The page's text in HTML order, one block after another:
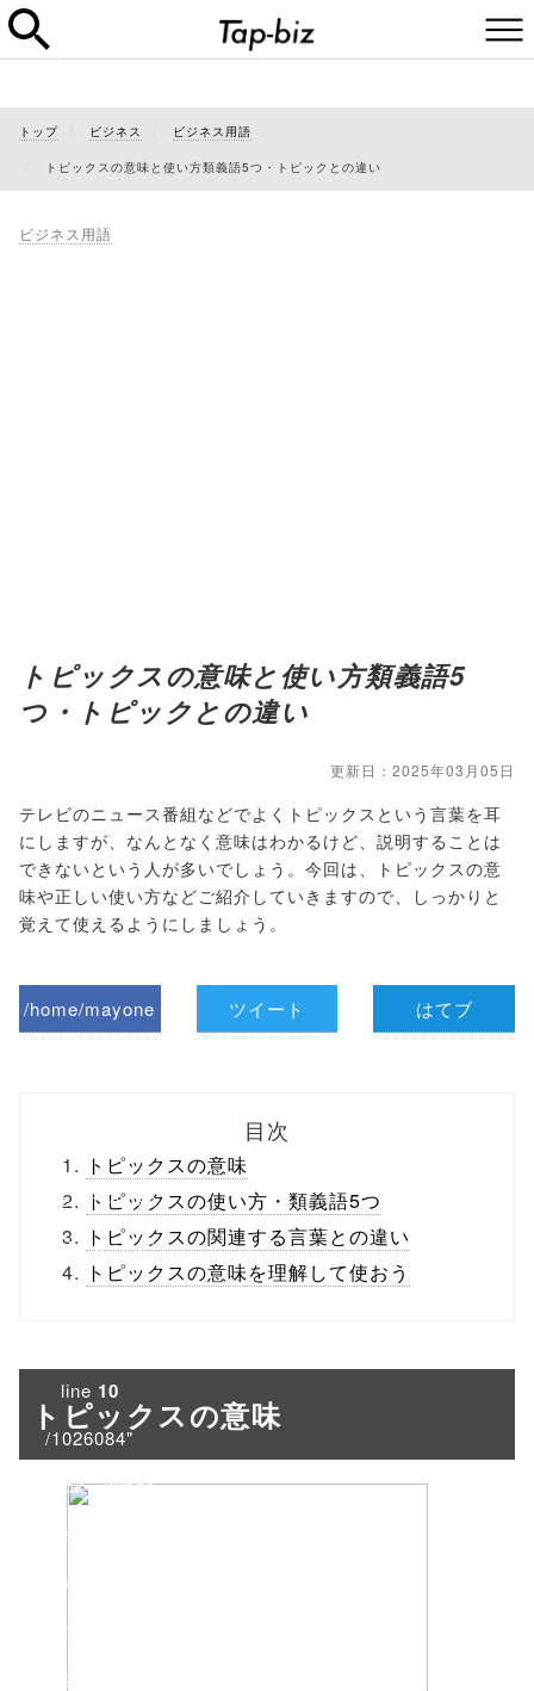
トップ ビジネス ビジネス用語
トピックスの意味と使い方類義語5つ・トピックとの違い
ビジネス用語
トピックスの意味と使い方類義語5
つ・トピックとの違い
更新日：2025年03月05日
テレビのニュース番組などでよくトピックスという言葉を耳
にしますが、なんとなく意味はわかるけど、説明することは
できないという人が多いでしょう。今回は、トピックスの意
味や正しい使い方などご紹介していきますので、しっかりと
覚えて使えるようにしましょう。
/home/mayone
content/themes
/tapbiz_theme/
parts/sns-
line 10
/1026084"
onclick="windo
w.open(this.hre
f, 'Gwindow',
'width=550,
height=450,
ツイート はてブ
目次
トピックスの意味
トピックスの使い方・類義語5つ
トピックスの関連する言葉との違い
トピックスの意味を理解して使おう
トピックスの意味